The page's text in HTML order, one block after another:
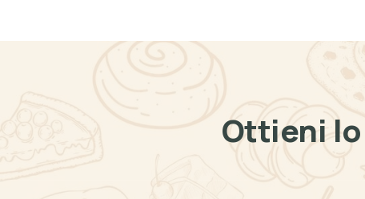
Ottieni